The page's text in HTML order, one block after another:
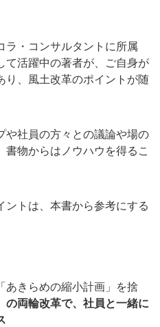
ラ・コンサルタントに所属
て活躍中の著者が、ご自身が
り、風土改革のポイントが随
や社員の方々との議論や場の
物からはノウハウを得るこ
ントは、本書から参考にする
あきらめの縮小計画」を捨
の両輪改革で、社員と一緒に